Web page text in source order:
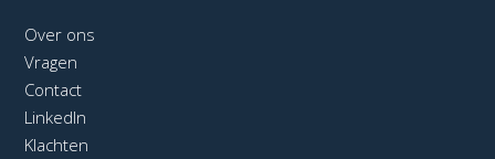
Over ons
Vragen
Contact
LinkedIn
Klachten